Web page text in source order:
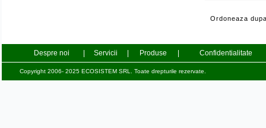
Ordoneaza
Despre noi Servicii Produse Confidentialitate
Copyright 2006- 2025 ECOSISTEM SRL. Toate drepturile rezervate.